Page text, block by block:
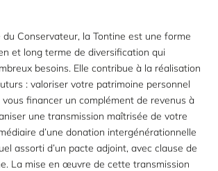
Conservateur, la Tontine est une forme
et long terme de diversification qui
besoins. Elle contribue à la réalisation
: valoriser votre patrimoine personnel
financer un complément de revenus à
une transmission maîtrisée de votre
d’une donation intergénérationnelle
assorti d’un pacte adjoint, avec clause de
La mise en œuvre de cette transmission